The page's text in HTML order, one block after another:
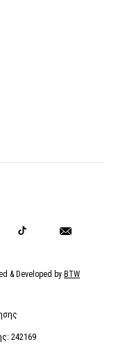
& Developed by BTW
242169